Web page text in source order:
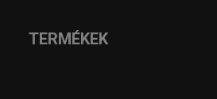
TERMÉKEK